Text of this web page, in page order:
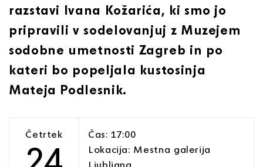
razstavi Ivana Kožarića, ki smo jo
pripravili v sodelovanjuj z Muzejem
sodobne umetnosti Zagreb in po
kateri bo popeljala kustosinja
Mateja Podlesnik.
Četrtek
Čas: 17:00
Lokacija: Mestna galerija
Ljubljana